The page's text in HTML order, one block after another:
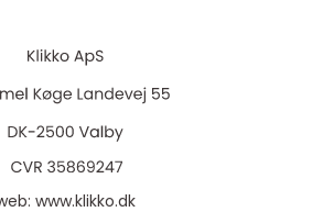
www.klikko.dk